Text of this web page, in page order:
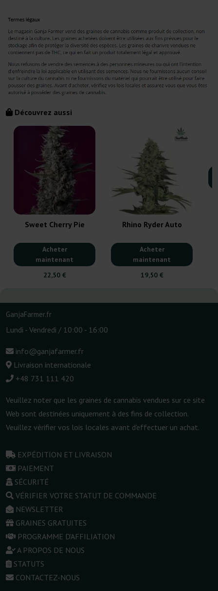
Découvrez aussi
Sweet Cherry Pie
Acheter
maintenant
22,50 €
Rhino Ryder Auto
Acheter
maintenant
19,50 €
GanjaFarmer.fr
Lundi - Vendredi / 10:00 - 16:00
info@ganjafarmer.fr
Livraison internationale
+48 731 111 420
Veuillez noter que les graines de cannabis vendues sur ce site
Web sont destinées uniquement à des fins de collection.
Veuillez vérifier vos lois locales avant d'effectuer un achat.
EXPÉDITION ET LIVRAISON
PAIEMENT
SÉCURITÉ
VÉRIFIER VOTRE STATUT DE COMMANDE
NEWSLETTER
GRAINES GRATUITES
PROGRAMME D'AFFILIATION
A PROPOS DE NOUS
STATUTS
CONTACTEZ-NOUS